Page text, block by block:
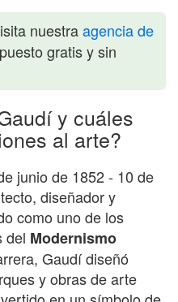
nuestraagencia de
gratis y sin
y cuáles
al arte?
junio de 1852 - 10 de
diseñador y
como uno de los
del Modernismo
Gaudí diseñó
y obras de arte